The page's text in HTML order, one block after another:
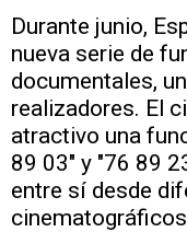
Durante junio,
nueva serie de
documentales,
realizadores. El
atractivo una
89 03" y "76 89
entre sí desde